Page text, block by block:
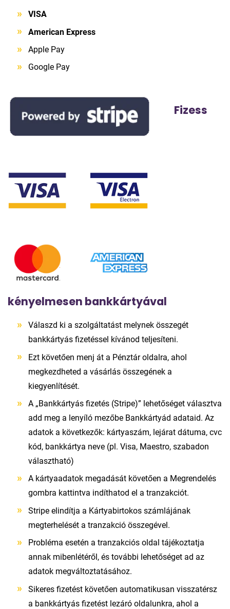
VISA
American Express
Apple Pay
Google Pay
Fizess
kényelmesen bankkártyával
Válaszd ki a szolgáltatást melynek összegét
bankkártyás fizetéssel kívánod teljesíteni.
Ezt követően menj át a Pénztár oldalra, ahol
megkezdheted a vásárlás összegének a
kiegyenlítését.
A „Bankkártyás fizetés (Stripe)” lehetőséget választva
add meg a lenyíló mezőbe Bankkártyád adataid. Az
adatok a következők: kártyaszám, lejárat dátuma, cvc
kód, bankkártya neve (pl. Visa, Maestro, szabadon
választható)
A kártyaadatok megadását követően a Megrendelés
gombra kattintva indíthatod el a tranzakciót.
Stripe elindítja a Kártyabirtokos számlájának
megterhelését a tranzakció összegével.
Probléma esetén a tranzakciós oldal tájékoztatja
annak mibenlétéről, és további lehetőséget ad az
adatok megváltoztatásához.
Sikeres fizetést követően automatikusan visszatérsz
a bankkártyás fizetést lezáró oldalunkra, ahol a